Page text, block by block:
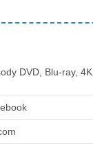
DVD, Blu-ray, 4K